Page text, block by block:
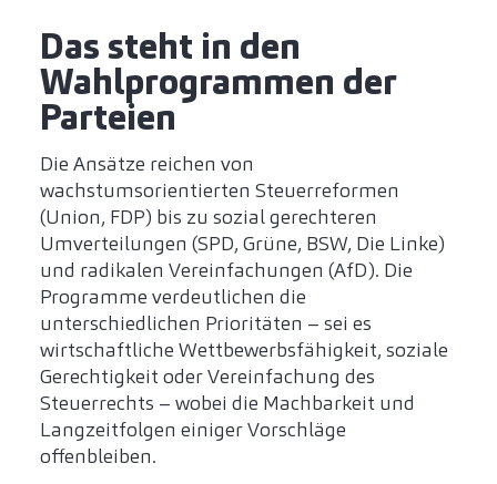
Das steht in den
Wahlprogrammen der
Parteien
Die Ansätze reichen von
wachstumsorientierten Steuerreformen
(Union, FDP) bis zu sozial gerechteren
Umverteilungen (SPD, Grüne, BSW, Die Linke)
und radikalen Vereinfachungen (AfD). Die
Programme verdeutlichen die
unterschiedlichen Prioritäten – sei es
wirtschaftliche Wettbewerbsfähigkeit, soziale
Gerechtigkeit oder Vereinfachung des
Steuerrechts – wobei die Machbarkeit und
Langzeitfolgen einiger Vorschläge
offenbleiben.